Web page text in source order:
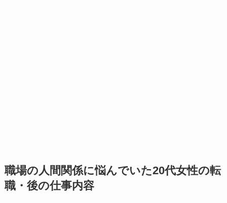
職場の人間関係に悩んでいた20代女性の転
職・後の仕事内容